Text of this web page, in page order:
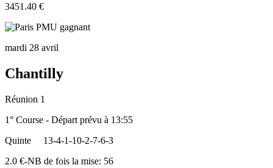
3451.40 €
mardi 28 avril
Chantilly
Réunion 1
1° Course - Départ prévu à 13:55
Quinte
13-4-1-10-2-7-6-3
2.0 €-NB de fois la mise: 56